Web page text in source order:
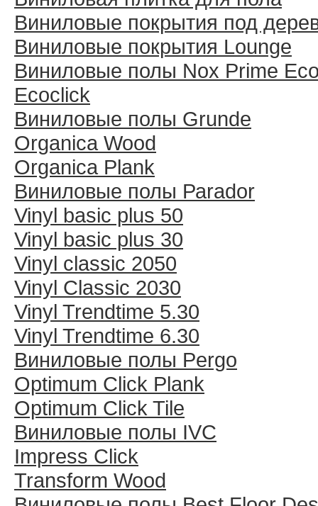
Виниловые покрытия под
Виниловые покрытия Lounge
Виниловые полы Nox Prime
Ecoclick
Виниловые полы Grunde
Organica Wood
Organica Plank
Виниловые полы Раrador
Vinyl basic plus 50
Vinyl basic plus 30
Vinyl classic 2050
Vinyl Classic 2030
Vinyl Trendtime 5.30
Vinyl Trendtime 6.30
Виниловые полы Pergo
Optimum Click Plank
Optimum Click Tile
Виниловые полы IVC
Impress Click
Transform Wood